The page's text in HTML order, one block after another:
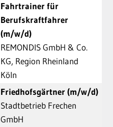
Fahrtrainer für
Berufskraftfahrer
(m/w/d)
REMONDIS GmbH & Co.
KG, Region Rheinland
Köln
Friedhofsgärtner (m/w/d)
Stadtbetrieb Frechen
GmbH